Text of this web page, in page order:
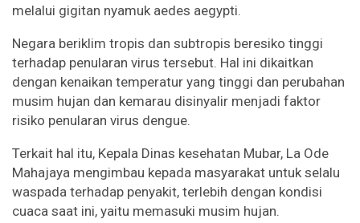
melalui gigitan nyamuk aedes aegypti.
Negara beriklim tropis dan subtropis beresiko tinggi
terhadap penularan virus tersebut. Hal ini dikaitkan
dengan kenaikan temperatur yang tinggi dan perubahan
musim hujan dan kemarau disinyalir menjadi faktor
risiko penularan virus dengue.
Terkait hal itu, Kepala Dinas kesehatan Mubar, La Ode
Mahajaya mengimbau kepada masyarakat untuk selalu
waspada terhadap penyakit, terlebih dengan kondisi
cuaca saat ini, yaitu memasuki musim hujan.